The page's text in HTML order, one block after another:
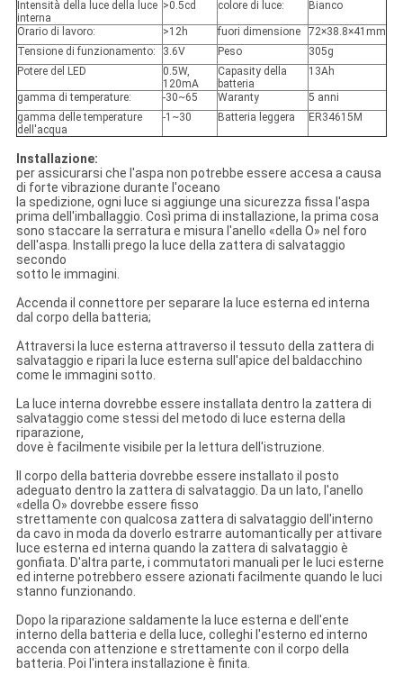
Intensità della luce della luce
interna
>0.5cd colore di luce: Bianco
Orario di lavoro: >12h fuori dimensione
72×38.8×41mm
Tensione di funzionamento:
3.6V Peso
305g
Potere del LED
0.5W,
120mA
Capasity della
batteria
13Ah
gamma di temperature: -30~65 Waranty
5 anni
gamma delle temperature
dell'acqua
-1~30 Batteria leggera ER34615M
Installazione:
per assicurarsi che l'aspa non potrebbe essere accesa a causa
di forte vibrazione durante l'oceano
la spedizione, ogni luce si aggiunge una sicurezza fissa l'aspa
prima dell'imballaggio. Così prima di installazione, la prima cosa
sono staccare la serratura e misura l'anello «della O» nel foro
dell'aspa. Installi prego la luce della zattera di salvataggio
secondo
sotto le immagini.
Accenda il connettore per separare la luce esterna ed interna
dal corpo della batteria;
Attraversi la luce esterna attraverso il tessuto della zattera di
salvataggio e ripari la luce esterna sull'apice del baldacchino
come le immagini sotto.
La luce interna dovrebbe essere installata dentro la zattera di
salvataggio come stessi del metodo di luce esterna della
riparazione,
dove è facilmente visibile per la lettura dell'istruzione.
Il corpo della batteria dovrebbe essere installato il posto
adeguato dentro la zattera di salvataggio. Da un lato, l'anello
«della O» dovrebbe essere fisso
strettamente con qualcosa zattera di salvataggio dell'interno
da cavo in moda da doverlo estrarre automantically per attivare
luce esterna ed interna quando la zattera di salvataggio è
gonfiata. D'altra parte, i commutatori manuali per le luci esterne
ed interne potrebbero essere azionati facilmente quando le luci
stanno funzionando.
Dopo la riparazione saldamente la luce esterna e dell'ente
interno della batteria e della luce, colleghi l'esterno ed interno
accenda con attenzione e strettamente con il corpo della
batteria. Poi l'intera installazione è finita.